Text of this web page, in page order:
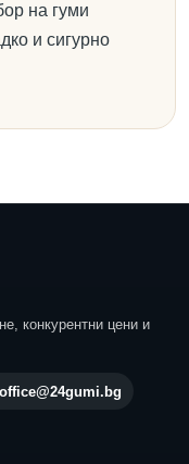
на гуми
и сигурно
конкурентни цени и
office@24gumi.bg